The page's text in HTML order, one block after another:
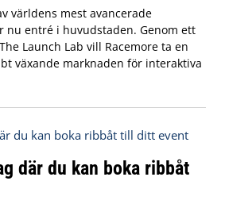
världens mest avancerade
nu entré i huvudstaden. Genom ett
Launch Lab vill Racemore ta en
växande marknaden för interaktiva
där du kan boka ribbåt